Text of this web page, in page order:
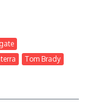
Tom Brady